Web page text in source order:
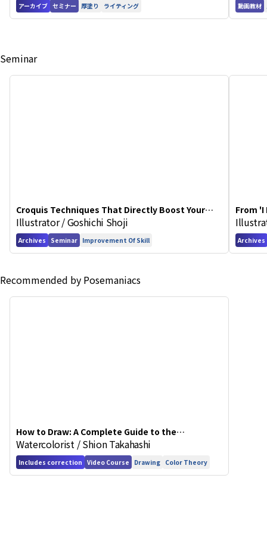
アーカイブ セミナー 厚塗り ライティング 動画教材
Seminar
Croquis Techniques That Directly Boost Your
Illustration Skills
Illustrator / Goshichi Shoji
Archives Seminar Improvement Of Skill
From 'I
in Art
Archives
Recommended by Posemaniacs
How to Draw: A Complete Guide to the
Fundamentals of Improving Your Art
Watercolorist / Shion Takahashi
Includes correction Video Course Drawing Color Theory